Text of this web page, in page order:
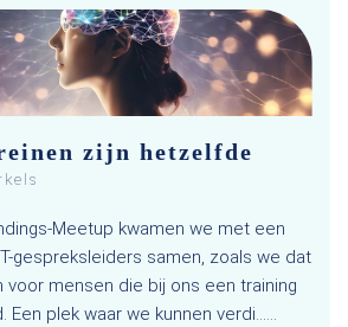
zijn hetzelfde
Meetup kwamen we met een
gespreksleiders samen, zoals we dat
voor mensen die bij ons een training
Een plek waar we kunnen verdi…...